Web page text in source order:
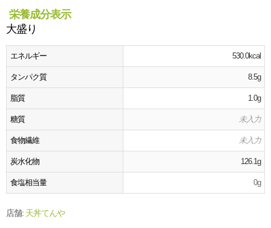
栄養成分表示
大盛り
エネルギー 530.0kcal
タンパク質 8.5g
脂質 1.0g
糖質 未入力
食物繊維 未入力
炭水化物 126.1g
食塩相当量 0g
店舗: 天丼てんや